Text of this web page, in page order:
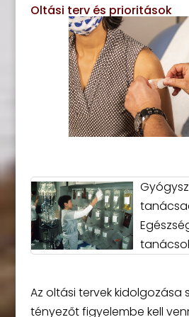
Oltási terv és prioritások
Az oltási tervek kidolgozása
tényezőt figyelembe kell